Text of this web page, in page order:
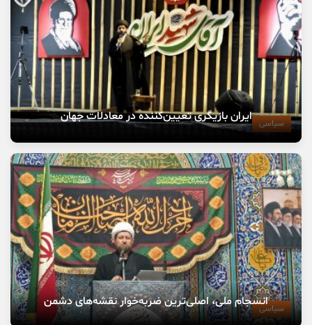
سیاسی ایران بازیگری تعیین‌کننده در معادلات جهان
سیاسیانسجام ملی، اصلی‌ترین ضربه‌خوار نقشه‌های دشمن